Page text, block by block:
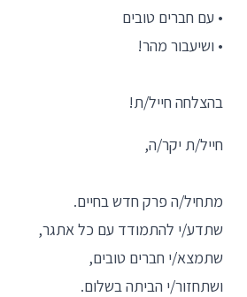
• עם חברים טובים
• ושיעבור מהר!
בהצלחה חייל/ת!
חייל/ת יקר/ה,
מתחיל/ה פרק חדש בחיים.
שתדע/י להתמודד עם כל אתגר,
שתמצא/י חברים טובים,
ושתחזור/י הביתה בשלום.